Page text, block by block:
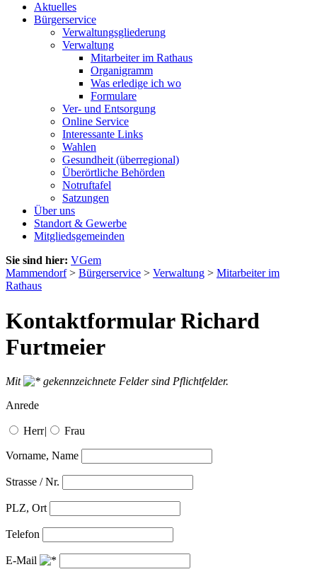
Aktuelles
Bürgerservice
Verwaltungsgliederung
Verwaltung
Mitarbeiter im Rathaus
Organigramm
Was erledige ich wo
Formulare
Ver- und Entsorgung
Online Service
Interessante Links
Wahlen
Gesundheit (überregional)
Überörtliche Behörden
Notruftafel
Satzungen
Über uns
Standort & Gewerbe
Mitgliedsgemeinden
Sie sind hier: VGem
Mammendorf> Bürgerservice > Verwaltung > Mitarbeiter im
Rathaus
Kontaktformular Richard
Furtmeier
Mit
gekennzeichnete Felder sind Pflichtfelder.
Anrede
Herr| Frau
Vorname, Name
Strasse / Nr.
PLZ, Ort
Telefon
E-Mail